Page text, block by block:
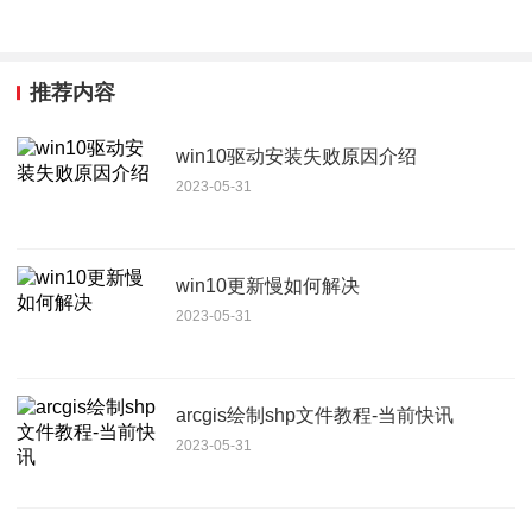
推荐内容
win10驱动安装失败原因介绍
2023-05-31
win10更新慢如何解决
2023-05-31
arcgis绘制shp文件教程-当前快讯
2023-05-31